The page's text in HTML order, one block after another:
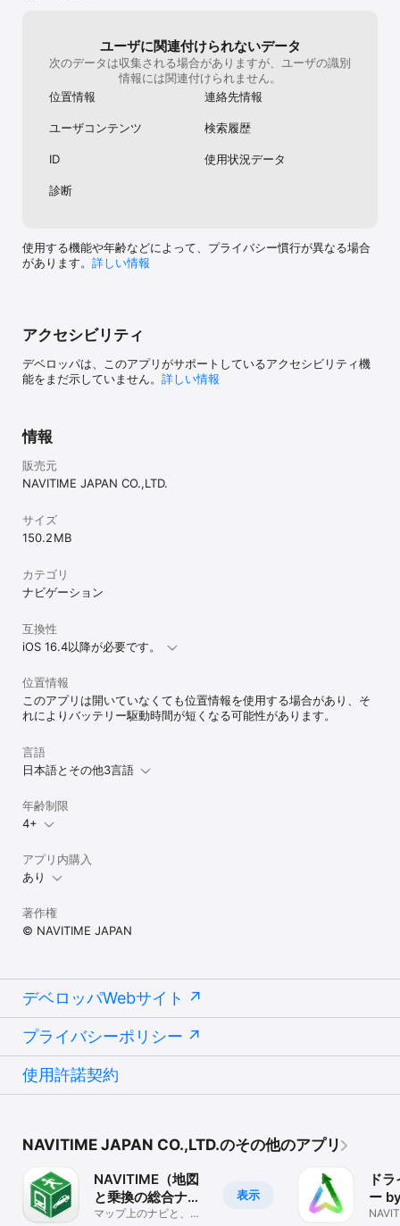
起伏や坂道の勾配が一目瞭然です。現在地点も確認できます。
◆[地図上のアイコン]
自転車に特化した(自転車走行時に必要性が高い)地点情報を表示
・駐輪場
・コンビニ
・公衆トイレ
など
◆[周辺から地点検索]
全国900万の地点情報から、現在地周辺100kmのスポットをカテ
◆[おすすめサイクリングコース]
したコースを音声ナビゲーションでご案内します。
いラインをタップするとそのサイクリングロードの詳細な表示も確
認できます。
◆[走行ログ機能]
NAVITIME IDの登録またはプレミアムコースへ登録すると、走行
記録・閲覧できる機能です。
月/週/日ごとに確認することができます。
プレミアムコースへ登録すると、お気に入りの地点を保存するこ
とができます。保存した地点は他のNAVITIMEサービスでも使えま
す。
◆[自宅登録]
自宅の位置が登録できます。登録すると自宅へ帰るルートをワン
タッチで検索できる他、自宅からのルートも簡単に検索できます。
◆[Myサイクリングコース]
自分で作成・お気に入り登録したサイクリングコースを音声ナビ
ゲーションすることができます。
ングコースを見ることができます。
検索したルートをGPX出力することでできます。出力することに
よりサイクルコンピューター(サイコン)など他の機器にルートを共
有することが可能です。
◆[スタンプラリー]
開催中の自転車スタンプラリーを掲載しています。
ご意見やご要望は
メニュー->ヘルプ/サポート->ご意見
よりお送りいただけます。
【アプリ内課金】
○月額/年額コースをご利用の方へ
・お客様が月額/年額コースを購入すると、提供されていた残りの無
料お試し期間は失効します。
・このコースは自動継続課金機能(Auto Renewable Subscription)
を利用しています。
・期間は1ヶ月又は1年間です。自動更新される際の課金は、有効期
ユーザに関連付けられないデータ
次のデータは収集される場合がありますが、ユーザの識別
情報には関連付けられません。
位置情報
連絡先情報
ユーザコンテンツ 検索履歴
ID 使用状況データ
診断
使用する機能や年齢などによって、プライバシー慣行が異なる場合
があります。 詳しい情報
アクセシビリティ
デベロッパは、このアプリがサポートしているアクセシビリティ機
能をまだ示していません。 詳しい情報
情報
販売元
NAVITIME JAPAN CO.,LTD.
サイズ
150.2 MB
カテゴリ
ナビゲーション
互換性
iOS 16.4以降が必要です。
位置情報
このアプリは開いていなくても位置情報を使用する場合があり、そ
れによりバッテリー駆動時間が短くなる可能性があります。
言語
日本語とその他3言語
年齢制限
4+
アプリ内購入
あり
著作権
© NAVITIME JAPAN
デベロッパWebサイト
プライバシーポリシー
使用許諾契約
NAVITIME JAPAN CO.,LTD.のその他のアプリ
表示
NAVITIME（地図
と乗換の総合ナ
ビ）
マップ上のナビと、バ
ド
ー
(カ